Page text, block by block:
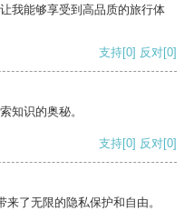
我能够享受到高品质的旅行体
支持[0] 反对[0]
知识的奥秘。
支持[0] 反对[0]
了无限的隐私保护和自由。